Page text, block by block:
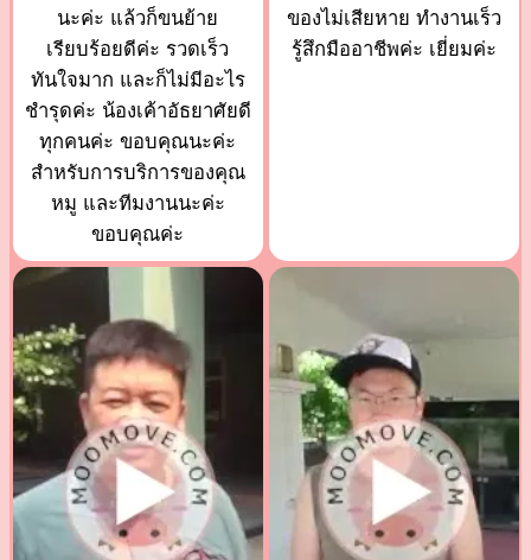
นะค่ะ แล้วก็ขนย้าย
เรียบร้อยดีค่ะ รวดเร็ว
ทันใจมาก และก็ไม่มีอะไร
ชำรุดค่ะ น้องเค้าอัธยาศัยดี
ทุกคนค่ะ ขอบคุณนะค่ะ
สำหรับการบริการของคุณ
หมู และทีมงานนะค่ะ
ขอบคุณค่ะ
ของไม่เสียหาย ทำงานเร็ว
รู้สึกมืออาชีพค่ะ เยี่ยมค่ะ